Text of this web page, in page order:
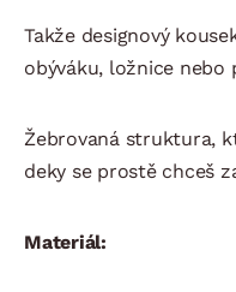
Takže designový
obýváku, ložnice nebo
Žebrovaná struktura,
deky se prostě chceš
Materiál: